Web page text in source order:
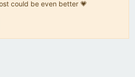
could be even better 💗